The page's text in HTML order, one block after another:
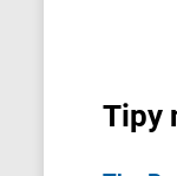
Tipy